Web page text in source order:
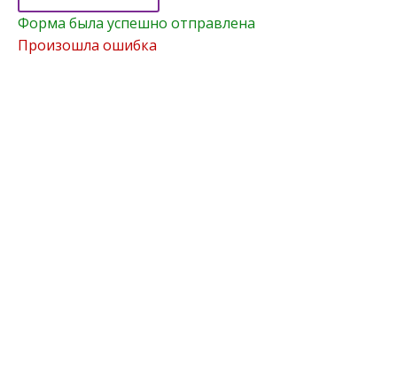
Форма была успешно отправлена
Произошла ошибка